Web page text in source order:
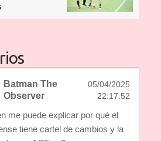
Batman The
Observer
05/04/2025
22:17:52
me puede explicar por qué el
tiene cartel de cambios y la